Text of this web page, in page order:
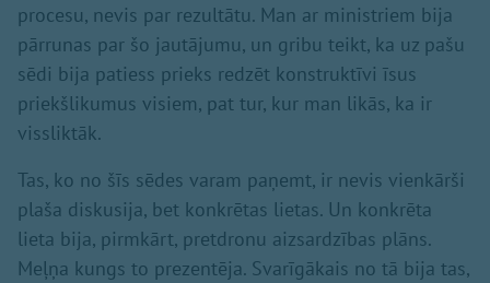
procesu, nevis par rezultātu. Man ar ministriem bija
pārrunas par šo jautājumu, un gribu teikt, ka uz pašu
sēdi bija patiess prieks redzēt konstruktīvi īsus
priekšlikumus visiem, pat tur, kur man likās, ka ir
vissliktāk.
Tas, ko no šīs sēdes varam paņemt, ir nevis vienkārši
plaša diskusija, bet konkrētas lietas. Un konkrēta
lieta bija, pirmkārt, pretdronu aizsardzības plāns.
Meļņa kungs to prezentēja. Svarīgākais no tā bija tas,